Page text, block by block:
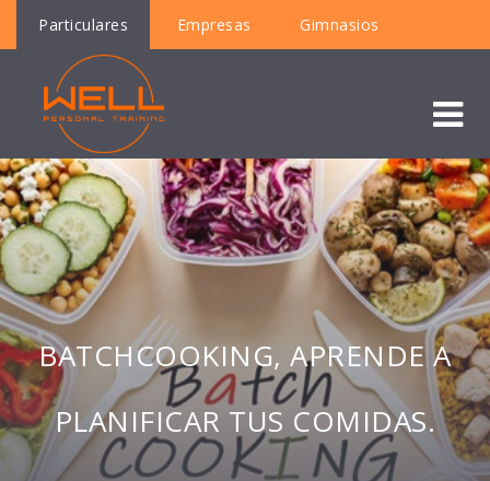
Particulares Empresas Gimnasios
BATCHCOOKING, APRENDE A
PLANIFICAR TUS COMIDAS.